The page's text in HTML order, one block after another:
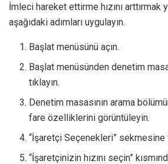
İmleci hareket ettirme hızını arttırmak
aşağıdaki adımları uygulayın.
Başlat menüsünü açın.
Başlat menüsünden denetim
tıklayın.
Denetim masasının arama
fare özelliklerini görüntüleyin.
“İşaretçi Seçenekleri” sekmesine
“İşaretçinizin hızını seçin”